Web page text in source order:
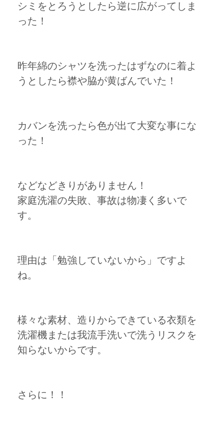
シミをとろうとしたら逆に広がってしま
った！
昨年綿のシャツを洗ったはずなのに着よ
うとしたら襟や脇が黄ばんでいた！
カバンを洗ったら色が出て大変な事にな
った！
などなどきりがありません！
家庭洗濯の失敗、事故は物凄く多いで
す。
理由は「勉強していないから」ですよ
ね。
様々な素材、造りからできている衣類を
洗濯機または我流手洗いで洗うリスクを
知らないからです。
さらに！！